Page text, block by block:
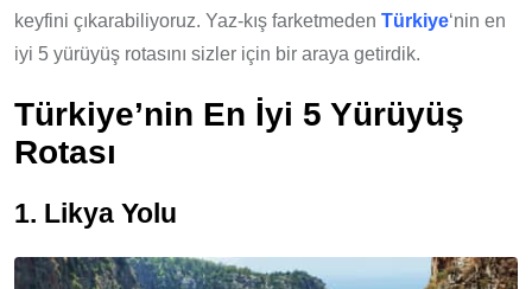
keyfini çıkarabiliyoruz. Yaz-kış farketmeden Türkiye‘nin en
iyi 5 yürüyüş rotasını sizler için bir araya getirdik.
Türkiye’nin En İyi 5 Yürüyüş
Rotası
1. Likya Yolu